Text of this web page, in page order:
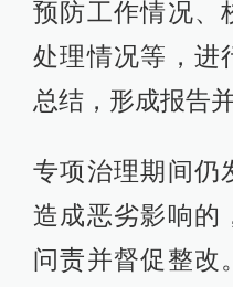
预防工作情况、
处理情况等，进
总结，形成报告
专项治理期间仍
造成恶劣影响的
问责并督促整改